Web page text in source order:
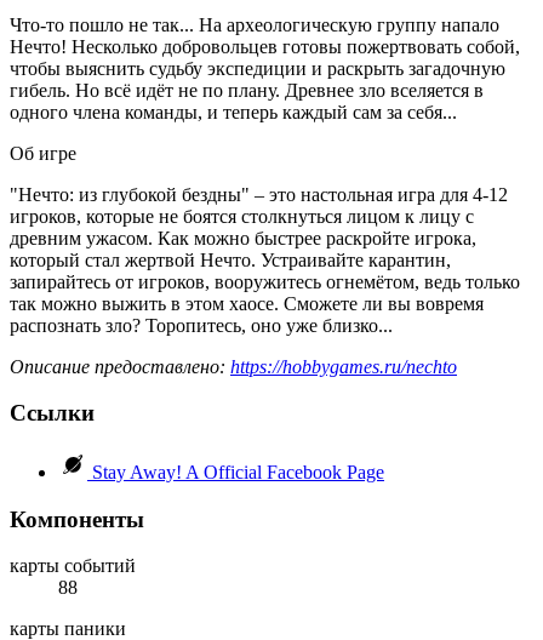
Что-то пошло не так... На археологическую группу напало
Нечто! Несколько добровольцев готовы пожертвовать собой,
чтобы выяснить судьбу экспедиции и раскрыть загадочную
гибель. Но всё идёт не по плану. Древнее зло вселяется в
одного члена команды, и теперь каждый сам за себя...
Об игре
"Нечто: из глубокой бездны" – это настольная игра для 4-12
игроков, которые не боятся столкнуться лицом к лицу с
древним ужасом. Как можно быстрее раскройте игрока,
который стал жертвой Нечто. Устраивайте карантин,
запирайтесь от игроков, вооружитесь огнемётом, ведь только
так можно выжить в этом хаосе. Сможете ли вы вовремя
распознать зло? Торопитесь, оно уже близко...
Описание предоставлено: https://hobbygames.ru/nechto
Ссылки
Stay Away! A Official Facebook Page
Компоненты
карты событий
88
карты паники